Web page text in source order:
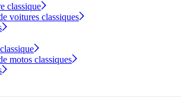
classique
voitures classiques
motos classiques